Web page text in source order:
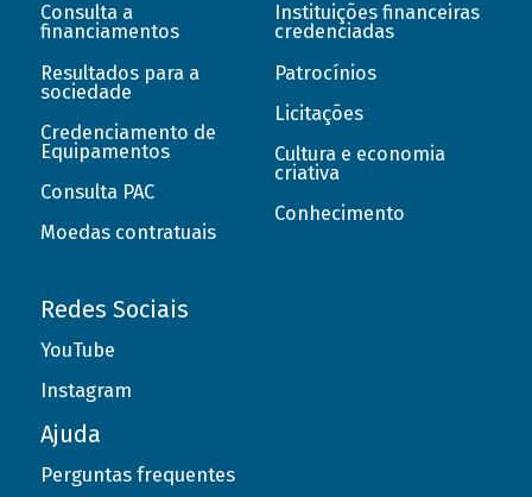
Consulta a
financiamentos
Resultados para a
sociedade
Credenciamento de
Equipamentos
Consulta PAC
Moedas contratuais
Instituições financeiras
credenciadas
Patrocínios
Licitações
Cultura e economia
criativa
Conhecimento
Redes Sociais
YouTube
Instagram
Ajuda
Perguntas frequentes